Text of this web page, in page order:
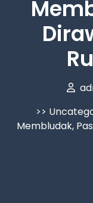
>>
Membludak,